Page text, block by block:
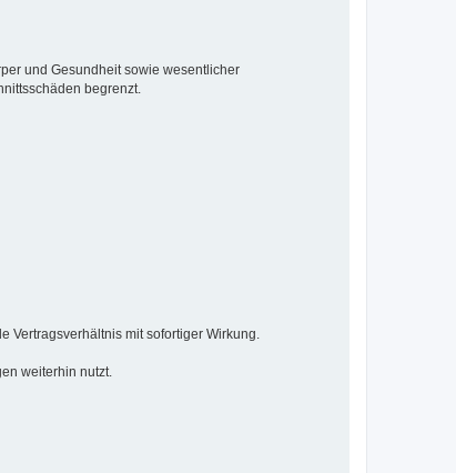
und Gesundheit sowie wesentlicher
begrenzt.
Vertragsverhältnis mit sofortiger Wirkung.
weiterhin nutzt.